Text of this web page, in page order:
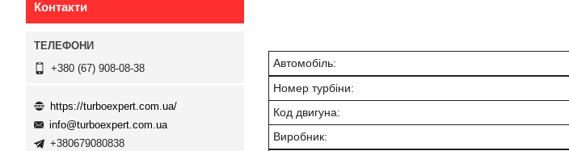
Автомобіль:
Номер турбіни:
Код двигуна:
Виробник:
Контакти
+380 (67) 908-08-38
https://turboexpert.com.ua/
info@turboexpert.com.ua
+380679080838